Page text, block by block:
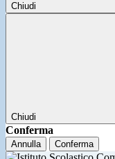
Chiudi
Chiudi
Conferma
Annulla Conferma